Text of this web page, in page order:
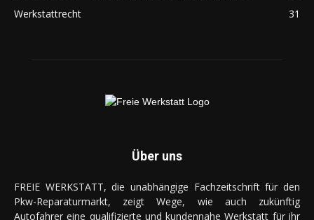
Werkstattrecht
31
Über uns
FREIE WERKSTATT, die unabhängige Fachzeitschrift für den
Pkw-Reparaturmarkt, zeigt Wege, wie auch zukünftig
Autofahrer eine qualifizierte und kundennahe Werkstatt für ihr